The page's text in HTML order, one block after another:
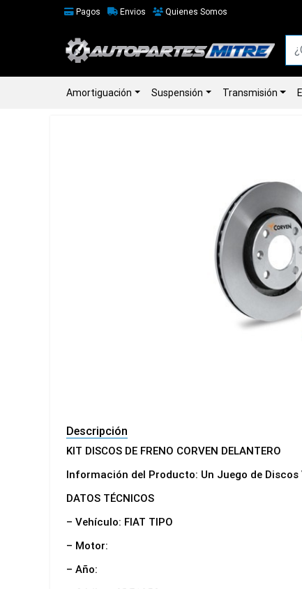
Pagos Envios Quienes Somos
Amortiguación Suspensión Transmisión
Descripción
KIT DISCOS DE FRENO CORVEN DELANTERO
Información del Producto: Un Juego de
DATOS TÉCNICOS
– Vehículo: FIAT TIPO
– Motor:
– Año: